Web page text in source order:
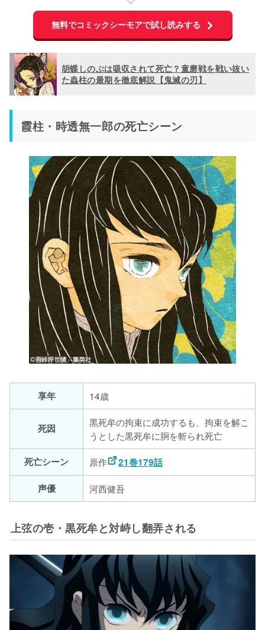
無料でコミックシーモアで試し読みする
胡蝶しのぶは吸収されて死亡？童磨戦を戦い抜い
た蟲柱の最期を徹底解説【鬼滅の刃】
霞柱・時透無一郎の死亡シーン
享年 14歳
死因
黒死牟の拘束に成功するも、拘束を解こ
うとした黒死牟に胴を斬られ死亡
死亡シーン
原作
21巻179話
声優
河西健吾
上弦の壱・黒死牟と対峙し翻弄される